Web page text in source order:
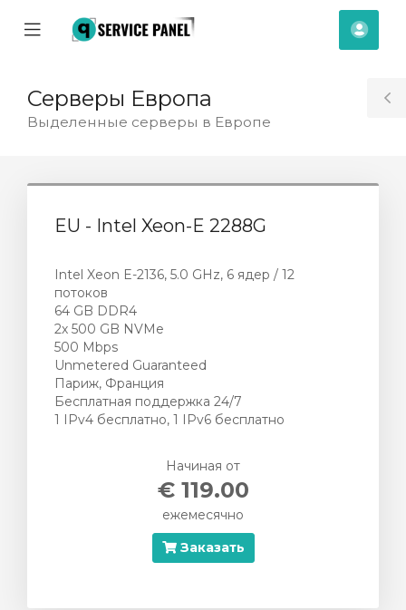
Mobile
Серверы Европа
Выделенные серверы в Европе
EU - Intel Xeon-E 2288G
Intel Xeon E-2136, 5.0 GHz, 6 ядер / 12
потоков
64 GB DDR4
2х 500 GB NVMe
500 Mbps
Unmetered Guaranteed
Париж, Франция
Бесплатная поддержка 24/7
1 IPv4 бесплатно, 1 IPv6 бесплатно
Начиная от
€ 119.00
ежемесячно
Заказать